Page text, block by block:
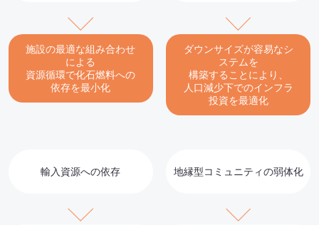
施設の最適な組み合わせ
による
資源循環で化石燃料への
依存を最小化
ダウンサイズが容易なシ
ステムを
構築することにより、
人口減少下でのインフラ
投資を最適化
輸入資源への依存 地縁型コミュニティの弱体化